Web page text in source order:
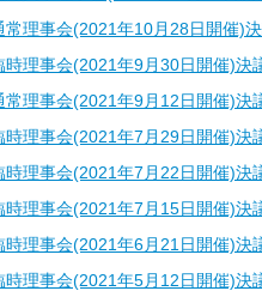
常理事会(2021年10月28日開催)
時理事会(2021年9月30日開催)決
常理事会(2021年9月12日開催)決
時理事会(2021年7月29日開催)決
時理事会(2021年7月22日開催)決
時理事会(2021年7月15日開催)決
時理事会(2021年6月21日開催)決
時理事会(2021年5月12日開催)決